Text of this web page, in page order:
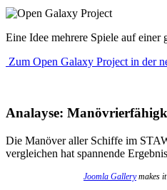
Eine Idee mehrere Spiele auf einer
Zum Open Galaxy Project in der
Analayse:
Die Manöver aller Schiffe im
vergleichen hat spannende
Joomla Gallerymakes it